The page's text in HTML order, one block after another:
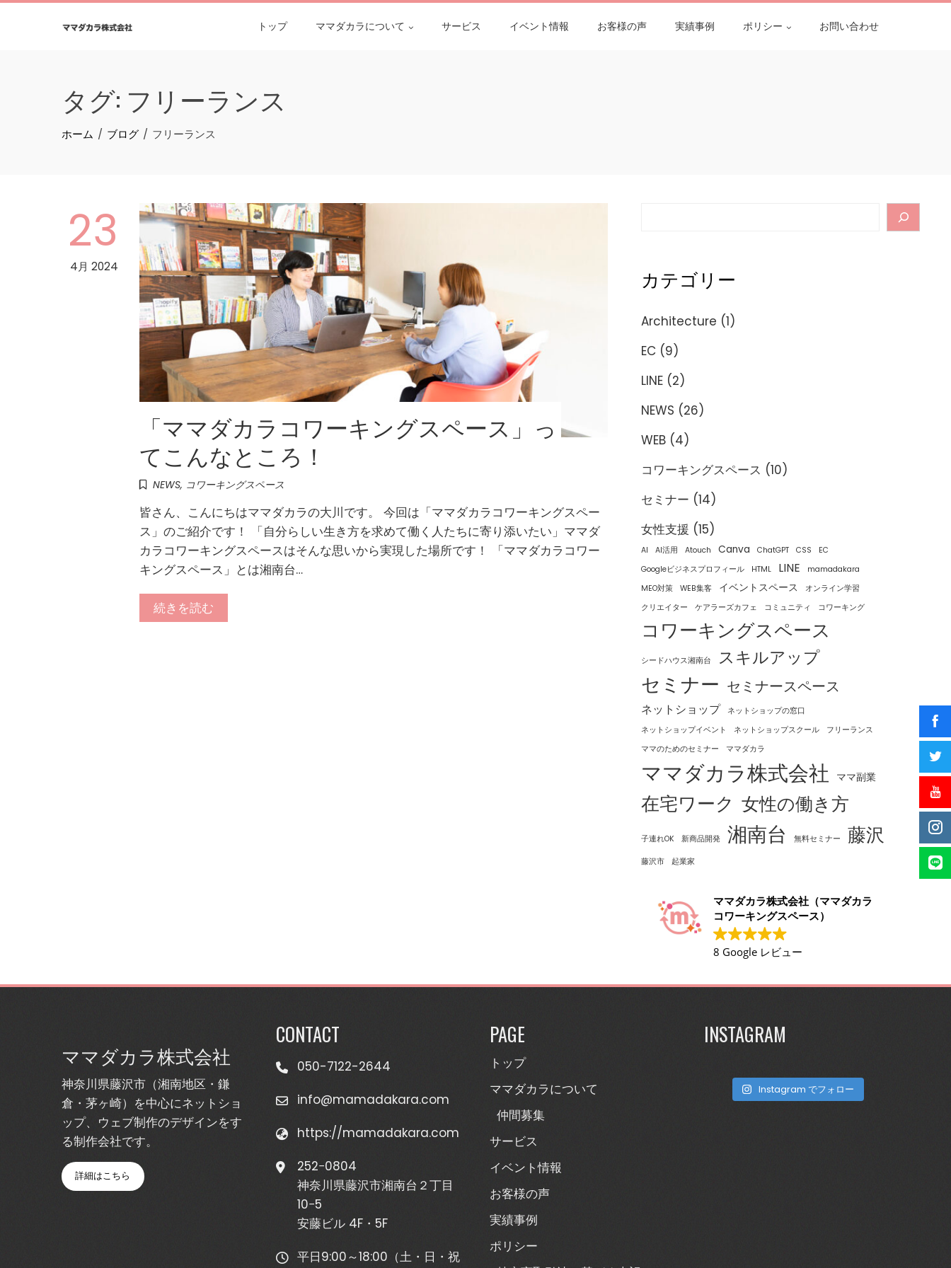
Skip
トップ ママダカラについて サービス イベント情報 お客様の声 実績事例 ポリシー お問い合わせ
タグ: フリーランス
ホーム ブログ フリーランス
23
4月 2024
「ママダカラコワーキングスペース」っ
てこんなところ！
NEWS, コワーキングスペース
皆さん、こんにちはママダカラの大川です。 今回は「ママダカラコワーキングスペー
ス」のご紹介です！ 「自分らしい生き方を求めて働く人たちに寄り添いたい」ママダ
カラコワーキングスペースはそんな思いから実現した場所です！ 「ママダカラコワー
キングスペース」とは湘南台…
続きを読む
カテゴリー
Architecture (1)
EC (9)
LINE (2)
NEWS (26)
WEB (4)
コワーキングスペース (10)
セミナー (14)
女性支援 (15)
AI AI活用 Atouch Canva ChatGPT CSS
EC
Googleビジネスプロフィール
HTML LINE
mamadakara
MEO対策
WEB集客 イベントスペース
オンライン学習
クリエイター
ケアラーズカフェ コミュニティ コワーキング
コワーキングスペース
シードハウス湘南台 スキルアップ
セミナー セミナースペース
ネットショップ
ネットショップの窓口
ネットショップイベント
ネットショップスクール
フリーランス
ママのためのセミナー
ママダカラ
ママダカラ株式会社 ママ副業
在宅ワーク 女性の働き方
子連れOK 新商品開発 湘南台 無料セミナー 藤沢
藤沢市 起業家
ママダカラ株式会社（ママダカラ
コワーキングスペース）
8 Google レビュー
ママダカラ株式会社
神奈川県藤沢市（湘南地区・鎌
倉・茅ヶ崎）を中心にネットショ
ップ、ウェブ制作のデザインをす
る制作会社です。
詳細はこちら
CONTACT
050-7122-2644
info@mamadakara.com
https://mamadakara.com
252−0804
神奈川県藤沢市湘南台２丁目
10−5
安藤ビル 4F・5F
平日9:00～18:00（土・日・祝
PAGE
トップ
ママダカラについて
仲間募集
サービス
イベント情報
お客様の声
実績事例
ポリシー
INSTAGRAM
Instagram でフォロー